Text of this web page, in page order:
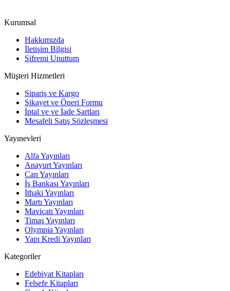
Kurumsal
Hakkımızda
İletişim Bilgisi
Şifremi Unuttum
Müşteri Hizmetleri
Sipariş ve Kargo
Şikayet ve Öneri Formu
İptal ve ve İade Şartları
Mesafeli Satış Sözleşmesi
Yayınevleri
Alfa Yayınları
Anayurt Yayınları
Can Yayınları
İş Bankası Yayınları
İthaki Yayınları
Martı Yayınları
Maviçatı Yayınları
Timaş Yayınları
Olympia Yayınları
Yapı Kredi Yayınları
Kategoriler
Edebiyat Kitapları
Felsefe Kitapları